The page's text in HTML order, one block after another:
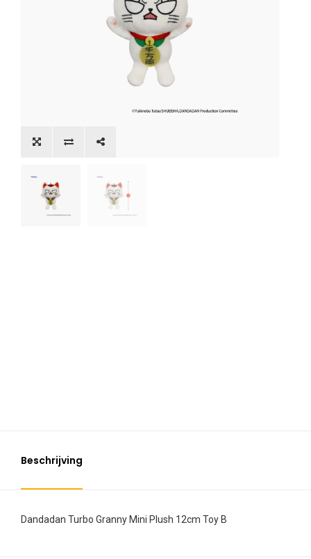
Beschrijving
Dandadan Turbo Granny Mini Plush 12cm Toy B